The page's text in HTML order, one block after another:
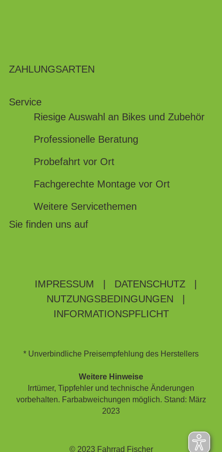
ZAHLUNGSARTEN
Service
Riesige Auswahl an Bikes und Zubehör
Professionelle Beratung
Probefahrt vor Ort
Fachgerechte Montage vor Ort
Weitere Servicethemen
Sie finden uns auf
IMPRESSUM DATENSCHUTZ
NUTZUNGSBEDINGUNGEN
INFORMATIONSPFLICHT
* Unverbindliche Preisempfehlung des Herstellers
Weitere Hinweise
Irrtümer, Tippfehler und technische Änderungen
vorbehalten. Farbabweichungen möglich. Stand: März
2023
© 2023 Fahrrad Fischer